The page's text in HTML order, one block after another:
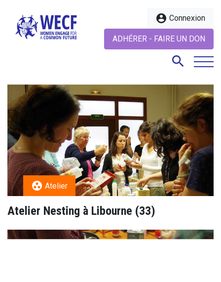
account_circle Connexion
ADHÉRER - FAIRE UN DON
search
search
group_work Atelier
Atelier Nesting à Libourne (33)